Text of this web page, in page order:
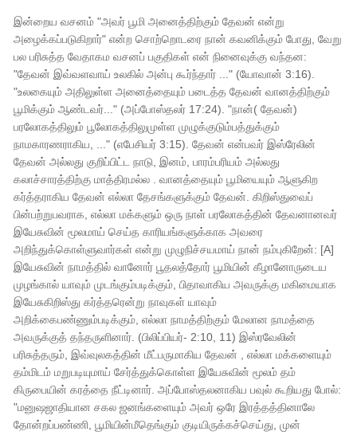
இன்றைய வசனம் "அவர் பூமி அனைத்திற்கும் தேவன் என்று
அழைக்கப்படுகிறார்" என்ற சொற்றொடரை நான் கவனிக்கும் போது, ​​​​வேறு
பல பரிசுத்த வேதாகம வசனப் பகுதிகள் என் நினைவுக்கு வந்தன:
"தேவன் இவ்வளவாய் உலகில் அன்பு கூர்ந்தார் ..." (யோவான் 3:16).
"உலகையும் அதிலுள்ள அனைத்தையும் படைத்த தேவன் வானத்திற்கும்
பூமிக்கும் ஆண்டவர்..." (அப்போஸ்தலர் 17:24). "நான்( தேவன்)
பரலோகத்திலும் பூலோகத்திலுமுள்ள முழுக்குடும்பத்துக்கும்
நாமகாரணராகிய, ..." (எபேசியர் 3:15). தேவன் என்பவர் இஸ்ரேலின்
தேவன் அல்லது குறிப்பிட்ட நாடு, இனம், பாரம்பரியம் அல்லது
கலாச்சாரத்திற்கு மாத்திரமல்ல . வானத்தையும் பூமியையும் ஆளுகிற
கர்த்தராகிய தேவன் எல்லா தேசங்களுக்கும் தேவன். கிறிஸ்துவைப்
பின்பற்றுபவராக, எல்லா மக்களும் ஒரு நாள் பரலோகத்தின் தேவனானவர்
இயேசுவின் மூலமாய் செய்த காரியங்களுக்காக அவரை
அறிந்துக்கொள்ளுவார்கள் என்று முழுநிச்சயமாய் நான் நம்புகிறேன்: [A]
இயேசுவின் நாமத்தில் வானோர் பூதலத்தோர் பூமியின் கீழானோருடைய
முழங்கால் யாவும் முடங்கும்படிக்கும், பிதாவாகிய அவருக்கு மகிமையாக
இயேசுகிறிஸ்து கர்த்தரென்று நாவுகள் யாவும்
அறிக்கைபண்ணும்படிக்கும், எல்லா நாமத்திற்கும் மேலான நாமத்தை
அவருக்குத் தந்தருளினார். (பிலிப்பியர்- 2:10, 11) இஸ்ரவேலின்
பரிசுத்தரும், இவ்வுலகத்தின் மீட்பருமாகிய தேவன் , எல்லா மக்களையும்
தம்மிடம் மறுபடியுமாய் சேர்த்துக்கொள்ள இயேசுவின் மூலம் தம்
கிருபையின் கரத்தை நீட்டினார். அப்போஸ்தலனாகிய பவுல் கூறியது போல்:
"மனுஷஜாதியான சகல ஜனங்களையும் அவர் ஒரே இரத்தத்தினாலே
தோன்றப்பண்ணி, பூமியின்மீதெங்கும் குடியிருக்கச்செய்து, முன்